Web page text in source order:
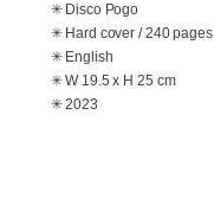
✳ Disco Pogo
✳ Hard cover / 240 pages
✳ English
✳ W 19.5 x H 25 cm
✳ 2023